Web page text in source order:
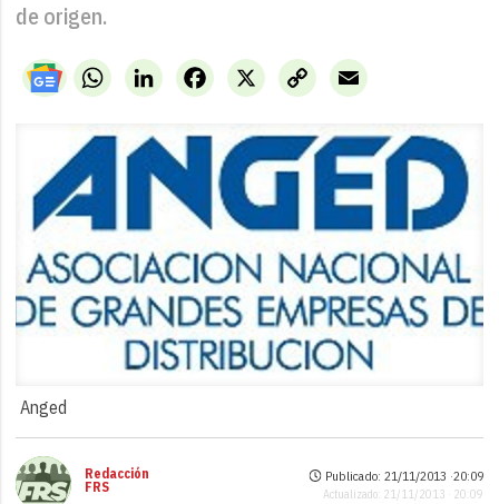
de origen.
WhatsAppLinkedIn X
Facebook
Copy
Link
Email
Anged
Redacción
FRS
Publicado: 21/11/2013 ·20:09
Actualizado: 21/11/2013 · 20:09